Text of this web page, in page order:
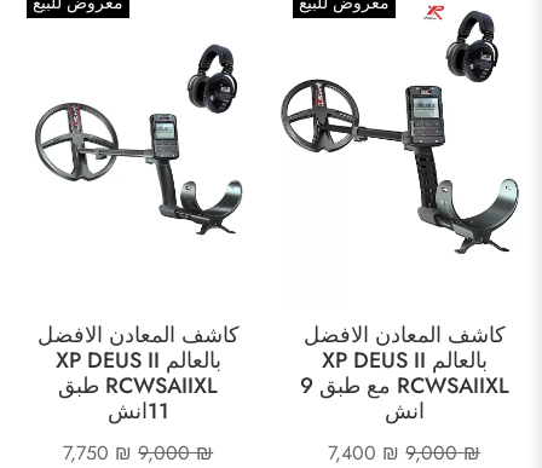
كاشف المعادن الافضل
بالعالم XP DEUS II
RCWSAIIXL طبق
11انش
9,000₪
السعر7,750 ₪
السعر
كاشف المعادن الافضل
بالعالم XP DEUS II
RCWSAIIXL مع طبق 9
انش
9,000₪
السعر7,400 ₪
السعر